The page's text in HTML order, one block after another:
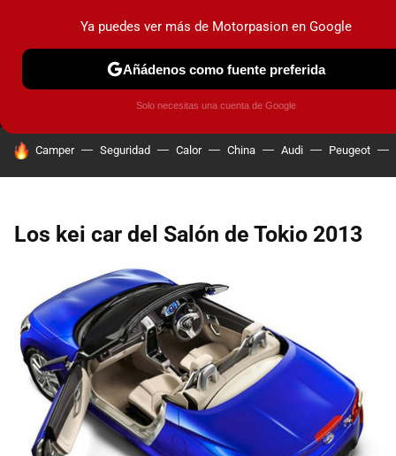
MENÚ NUEVO
COCHES ELÉCTRICOS OBSERVATORIO
HOY SE HABLA DE
Camper Seguridad Calor China Audi Peugeot
Los kei car del Salón de Tokio 2013
Ya puedes ver más de Motorpasion en Google
Añádenos como fuente preferida
Solo necesitas una cuenta de Google